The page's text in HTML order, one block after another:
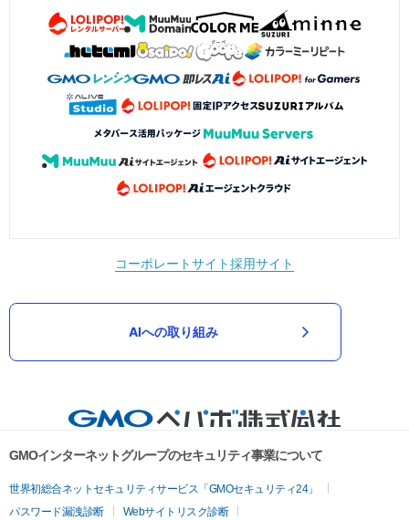
コーポレートサイト採用サイト
AIへの取り組み
GMOインターネットグループのセキュリティ事業について
世界初総合ネットセキュリティサービス「GMOセキュリティ24」
パスワード漏洩診断
Webサイトリスク診断